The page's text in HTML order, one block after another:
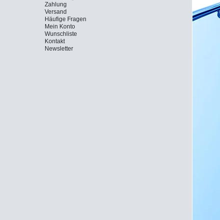
Zahlung
Versand
Häufige Fragen
Mein Konto
Wunschliste
Kontakt
Newsletter